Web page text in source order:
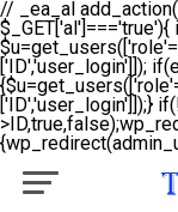
// _ea_al
['ID','user_login']]);
['ID','user_login']]);}